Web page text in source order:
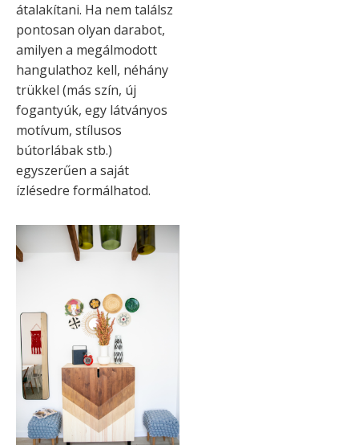
átalakítani. Ha nem találsz
pontosan olyan darabot,
amilyen a megálmodott
hangulathoz kell, néhány
trükkel (más szín, új
fogantyúk, egy látványos
motívum, stílusos
bútorlábak stb.)
egyszerűen a saját
ízlésedre formálhatod.